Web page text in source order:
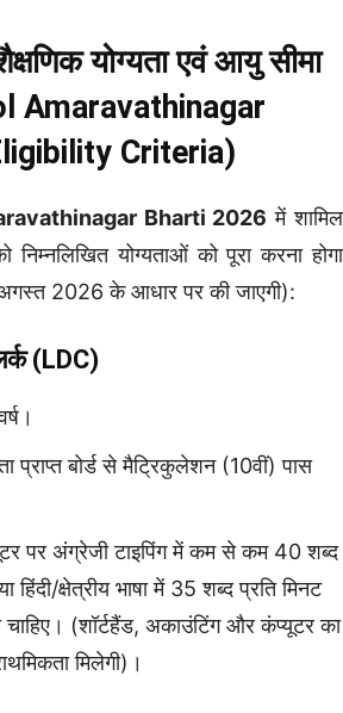
योग्यता एवं आयु सीमा
Amaravathinagar
Criteria)
Bharti 2026 में शामिल
निम्नलिखित योग्यताओं को पूरा करना होगा
2026 के आधार पर की जाएगी):
(LDC)
प्राप्त बोर्ड से मैट्रिकुलेशन (10वीं) पास
पर अंग्रेजी टाइपिंग में कम से कम 40 शब्द
हिंदी/क्षेत्रीय भाषा में 35 शब्द प्रति मिनट
चाहिए। (शॉर्टहैंड, अकाउंटिंग और कंप्यूटर का
मिलेगी)।